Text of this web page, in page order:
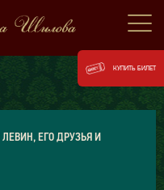
ЕГО ДРУЗЬЯ И
КУПИТЬ БИЛЕТ